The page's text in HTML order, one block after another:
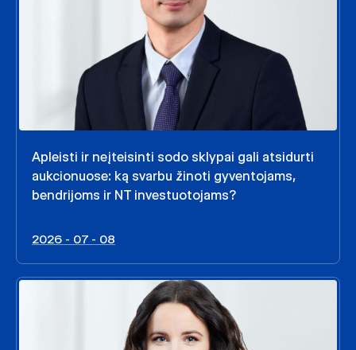
Apleisti ir neįteisinti sodo sklypai gali atsidurti
aukcionuose: ką svarbu žinoti gyventojams,
bendrijoms ir NT investuotojams?
2026 - 07 - 08